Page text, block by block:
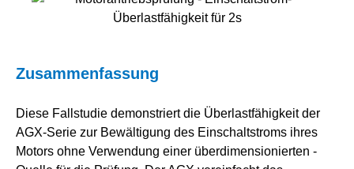
Zusammenfassung
Diese Fallstudie demonstriert die Überlastfähigkeit der
AGX-Serie zur Bewältigung des Einschaltstroms ihres
Motors ohne Verwendung einer überdimensionierten -